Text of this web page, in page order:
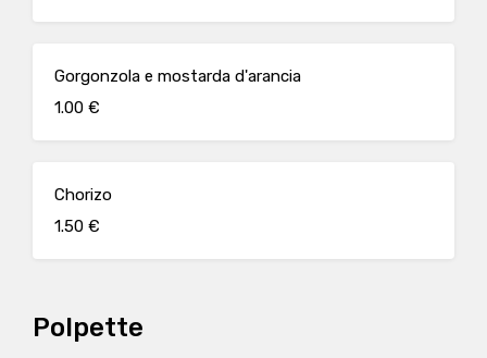
Gorgonzola e mostarda d'arancia
1.00 €
Chorizo
1.50 €
Polpette